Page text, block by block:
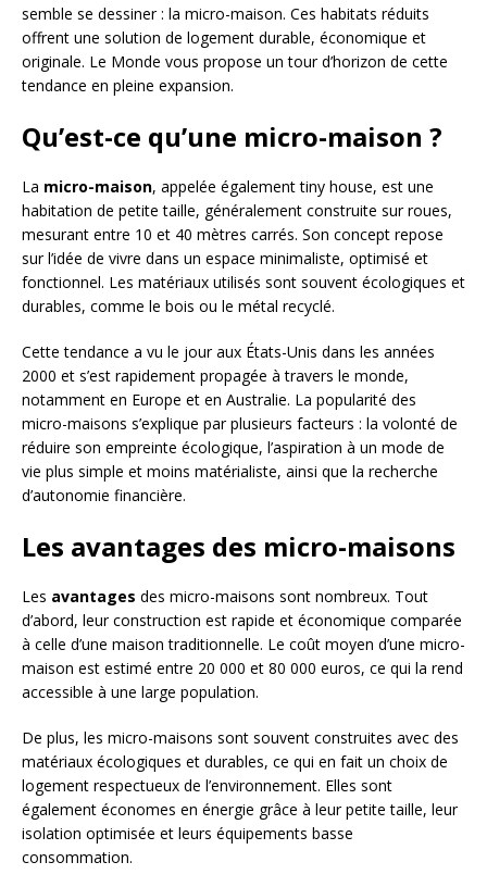
semble se dessiner : la micro-maison. Ces habitats réduits
offrent une solution de logement durable, économique et
originale. Le Monde vous propose un tour d’horizon de cette
tendance en pleine expansion.
Qu’est-ce qu’une micro-maison ?
La micro-maison, appelée également tiny house, est une
habitation de petite taille, généralement construite sur roues,
mesurant entre 10 et 40 mètres carrés. Son concept repose
sur l’idée de vivre dans un espace minimaliste, optimisé et
fonctionnel. Les matériaux utilisés sont souvent écologiques et
durables, comme le bois ou le métal recyclé.
Cette tendance a vu le jour aux États-Unis dans les années
2000 et s’est rapidement propagée à travers le monde,
notamment en Europe et en Australie. La popularité des
micro-maisons s’explique par plusieurs facteurs : la volonté de
réduire son empreinte écologique, l’aspiration à un mode de
vie plus simple et moins matérialiste, ainsi que la recherche
d’autonomie financière.
Les avantages des micro-maisons
Les avantages des micro-maisons sont nombreux. Tout
d’abord, leur construction est rapide et économique comparée
à celle d’une maison traditionnelle. Le coût moyen d’une micro-
maison est estimé entre 20 000 et 80 000 euros, ce qui la rend
accessible à une large population.
De plus, les micro-maisons sont souvent construites avec des
matériaux écologiques et durables, ce qui en fait un choix de
logement respectueux de l’environnement. Elles sont
également économes en énergie grâce à leur petite taille, leur
isolation optimisée et leurs équipements basse
consommation.